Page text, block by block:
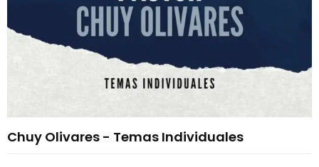
Chuy Olivares - Temas Individuales